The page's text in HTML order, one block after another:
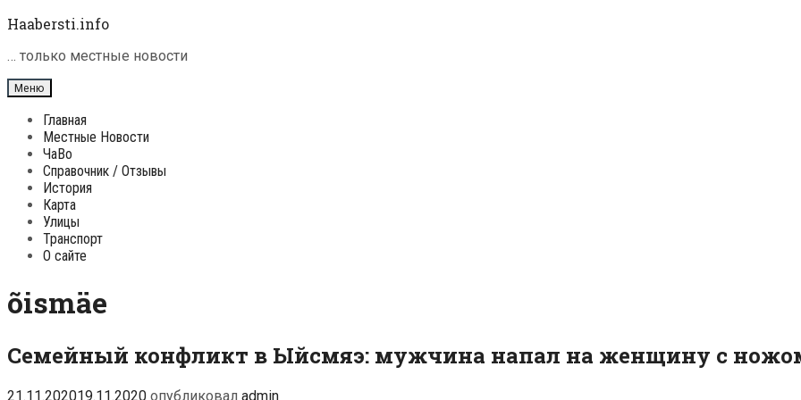
Перейти
содержимому
Haabersti.info
… только местные новости
Меню
Главная
Местные Новости
ЧаВо
Справочник / Отзывы
История
Карта
Улицы
Транспорт
О сайте
õismäe
Семейный конфликт в Ыйсмяэ: мужчина напал на женщину с
21.11.202019.11.2020 опубликовал admin